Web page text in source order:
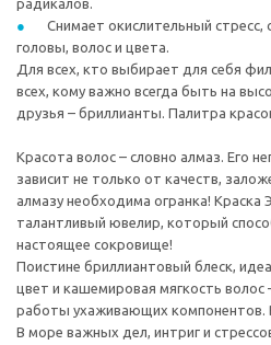
радикалов.
Снимает окислительный
головы, волос и цвета.
Для всех, кто выбирает для себя
всех, кому важно всегда быть на
друзья – бриллианты. Палитра
Красота волос – словно алмаз. Его
зависит не только от качеств,
алмазу необходима огранка!
талантливый ювелир, который
настоящее сокровище!
Поистине бриллиантовый блеск,
цвет и кашемировая мягкость волос
работы ухаживающих компонентов.
В море важных дел, интриг и